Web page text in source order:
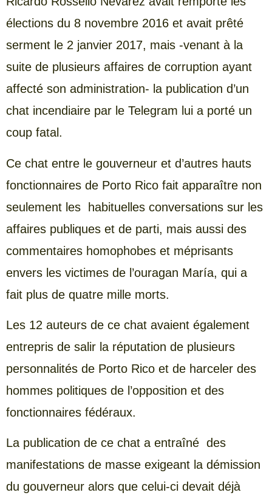
élections du 8 novembre 2016 et avait prêté
serment le 2 janvier 2017, mais -venant à la
suite de plusieurs affaires de corruption ayant
affecté son administration- la publication d’un
chat incendiaire par le Telegram lui a porté un
coup fatal.
Ce chat entre le gouverneur et d’autres hauts
fonctionnaires de Porto Rico fait apparaître non
seulement les habituelles conversations sur les
affaires publiques et de parti, mais aussi des
commentaires homophobes et méprisants
envers les victimes de l’ouragan María, qui a
fait plus de quatre mille morts.
Les 12 auteurs de ce chat avaient également
entrepris de salir la réputation de plusieurs
personnalités de Porto Rico et de harceler des
hommes politiques de l’opposition et des
fonctionnaires fédéraux.
La publication de ce chat a entraîné des
manifestations de masse exigeant la démission
du gouverneur alors que celui-ci devait déjà